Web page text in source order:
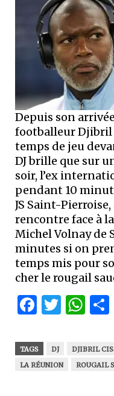
Depuis son
footballeur Djibril
temps de jeu
DJ brille que sur
soir, l’ex
pendant 10
JS Saint-Pierroise,
rencontre face à
Michel Volnay de
minutes si on
temps mis pour
cher le rougail
TAGS DJ DJIBRIL
LA RÉUNION
ROUGAIL